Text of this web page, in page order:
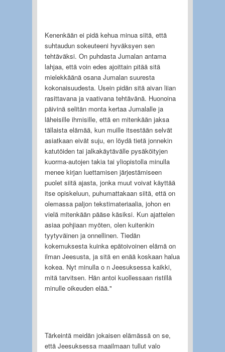
Kenenkään ei pidä kehua minua siitä, että
suhtaudun sokeuteeni hyväksyen sen
tehtäväksi. On puhdasta Jumalan antama
lahjaa, että voin edes ajoittain pitää sitä
mielekkäänä osana Jumalan suuresta
kokonaisuudesta. Usein pidän sitä aivan liian
rasittavana ja vaativana tehtävänä. Huonoina
päivinä selitän monta kertaa Jumalalle ja
läheisille ihmisille, että en mitenkään jaksa
tällaista elämää, kun muille itsestään selvät
asiatkaan eivät suju, en löydä tietä jonnekin
katutöiden tai jalkakäytävälle pysäköityjen
kuorma-autojen takia tai yliopistolla minulla
menee kirjan luettamisen järjestämiseen
puolet siitä ajasta, jonka muut voivat käyttää
itse opiskeluun, puhumattakaan siitä, että on
olemassa paljon tekstimateriaalia, johon en
vielä mitenkään pääse käsiksi. Kun ajattelen
asiaa pohjiaan myöten, olen kuitenkin
tyytyväinen ja onnellinen. Tiedän
kokemuksesta kuinka epätoivoinen elämä on
ilman Jeesusta, ja sitä en enää koskaan halua
kokea. Nyt minulla o n Jeesuksessa kaikki,
mitä tarvitsen. Hän antoi kuollessaan ristillä
minulle oikeuden elää."
Tärkeintä meidän jokaisen elämässä on se,
että Jeesuksessa maailmaan tullut valo